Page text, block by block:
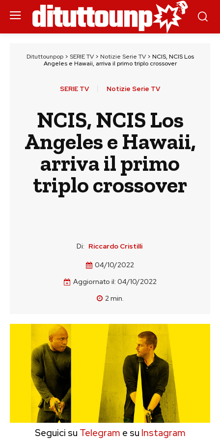
Dituttounpop> SERIE TV> Notizie Serie TV> NCIS, NCIS Los
Angeles e Hawaii, arriva il primo triplo crossover
SERIE TV Notizie Serie TV
NCIS, NCIS Los
Angeles e Hawaii,
arriva il primo
triplo crossover
Di: Riccardo Cristilli
04/10/2022
Aggiornato il: 04/10/2022
2min.
Seguici su Telegram e su Instagram